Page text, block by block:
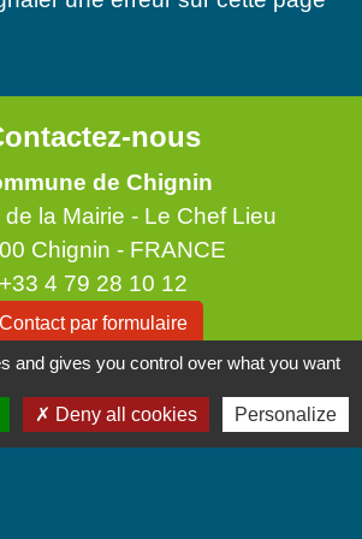
nous
de Chignin
la Mairie - Le Chef Lieu
Chignin - FRANCE
+33 4 79 28 10 12
Contact par formulaire
du public
et Jeudi de 16h à 19h.
and gives you control over what you want
Deny all cookies Personalize